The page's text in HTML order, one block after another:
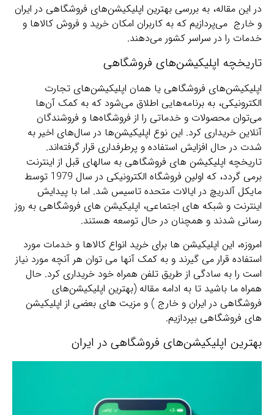
در این مقاله، به بررسی بهترین اپلیکیشن‌های فروشگاهی در ایران
و خارج می‌پردازیم که به کاربران امکان خرید و فروش کالا‌ها و
خدمات را در سراسر کشور می‌دهند.
تاریخچه اپلیکیشن‌های فروشگاهی
اپلیکیشن‌های فروشگاهی یا همان اپلیکیشن‌های تجارت
الکترونیکی، به برنامه‌هایی اطلاق می‌شود که به کمک آن‌ها
می‌توان محصولات و خدماتی را از فروشگاه‌ها و فروشندگان
آنلاین خریداری کرد. این نوع اپلیکیشن‌ها در سال‌های اخیر به
شدت در حال افزایش استفاده و پرطرفداری قرار گرفته‌اند.
تاریخچه اپلیکیشن های فروشگاهی به سالهای قبل از اینترنت
برمی گردد، که اولین فروشگاه الکترونیکی در سال 1979 توسط
مایکل آلدریچ در ایالات متحده تاسیس شد. اما با پیدایش
اینترنت و شبکه های اجتماعی، اپلیکیشن های فروشگاهی به روز
رسانی شدند و همچنان در حال توسعه هستند.
امروزه، این اپلیکیشن ها برای خرید انواع کالاها و خدمات مورد
استفاده قرار می گیرند و به کمک آنها می توان هر آنچه مورد نیاز
است را به سادگی از طریق تلفن همراه خود خریداری کرد. حال
همراه ما باشید تا به ادامه مقاله (بهترین اپلیکیشن‌های
فروشگاهی در ایران و خارج ) و مزیت های بعضی از اپلیکیشن
های فروشگاهی بپردازیم.
بهترین اپلیکیشن‌های فروشگاهی در ایران